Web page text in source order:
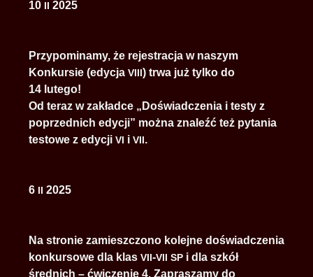
10 II 2025
Przypominamy, że rejestracja w naszym
Konkursie (edycja VIII) trwa już tylko do
14 lutego!
Od teraz w zakładce „Doświadczenia i testy z
poprzednich edycji” można znaleźć też pytania
testowe z edycji VI i VII.
6 II 2025
Na stronie zamieszczono kolejne doświadczenia
konkursowe dla klas VII-VII SP i dla szkół
średnich – ćwiczenie 4. Zapraszamy do